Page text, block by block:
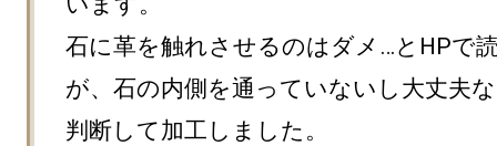
石に革を触れさせるのはダメ…とHPで
が、石の内側を通っていないし大丈夫
判断して加工しました。